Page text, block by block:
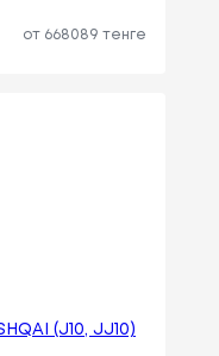
от 668089 тенге
(J10, JJ10)